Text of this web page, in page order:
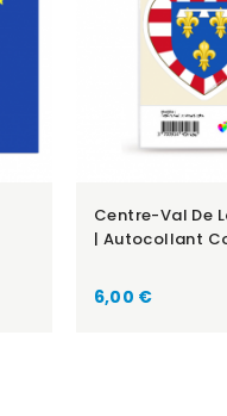
Centre-Val De
| Autocollant
Prix
6,00 €